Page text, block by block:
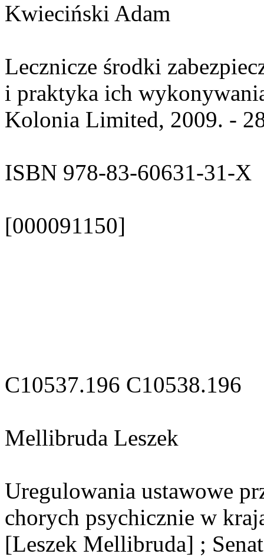
Kwieciński Adam
Lecznicze środki
i praktyka ich
Kolonia Limited, 2009. -
ISBN 978-83-60631-31-X
[000091150]
C10537.196 C10538.196
Mellibruda Leszek
Uregulowania ustawowe
chorych psychicznie w
[Leszek Mellibruda] ;